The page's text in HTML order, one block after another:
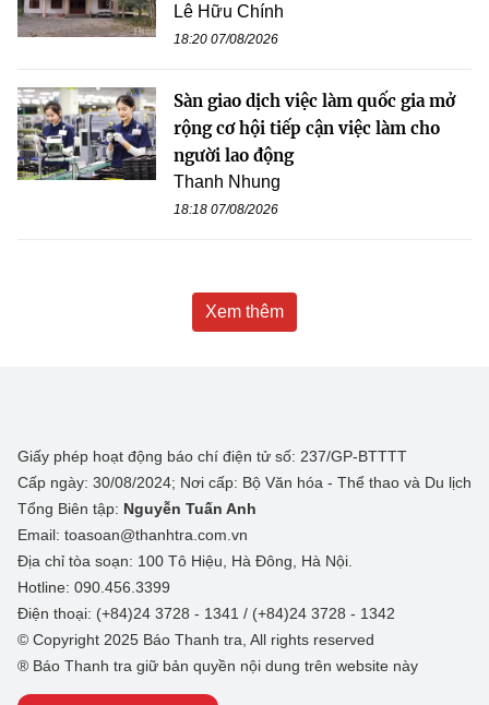
Lê Hữu Chính
18:20 07/08/2026
Sàn giao dịch việc làm quốc gia mở
rộng cơ hội tiếp cận việc làm cho
người lao động
Thanh Nhung
18:18 07/08/2026
Xem thêm
Giấy phép hoạt động báo chí điện tử số: 237/GP-BTTTT
Cấp ngày: 30/08/2024; Nơi cấp: Bộ Văn hóa - Thể thao và Du lịch
Tổng Biên tập: Nguyễn Tuấn Anh
Email: toasoan@thanhtra.com.vn
Địa chỉ tòa soạn: 100 Tô Hiệu, Hà Đông, Hà Nội.
Hotline: 090.456.3399
Điện thoại: (+84)24 3728 - 1341 / (+84)24 3728 - 1342
© Copyright 2025 Báo Thanh tra, All rights reserved
® Báo Thanh tra giữ bản quyền nội dung trên website này